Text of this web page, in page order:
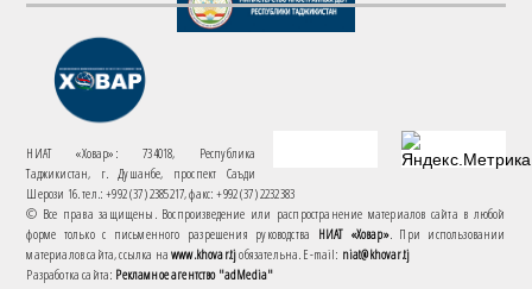
НИАТ «Ховар»: 734018, Республика
Таджикистан, г. Душанбе, проспект Саъди
Шерози 16. тел.: +992 (37) 2385217, факс: +992 (37) 2232383
© Все права защищены. Воспроизведение или распространение материалов сайта в любой
форме только с письменного разрешения руководства НИАТ «Ховар». При использовании
материалов сайта, ссылка наwww.khovar.tjобязательна. E-mail: niat@khovar.tj
Разработка сайта: Рекламное агентство "adMedia"